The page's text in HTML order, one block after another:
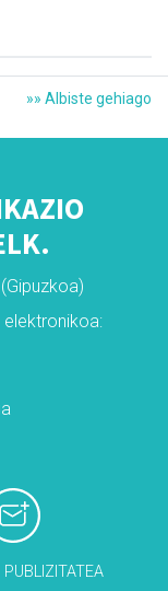
»» Albiste gehiago
elektronikoa:
PUBLIZITATEA